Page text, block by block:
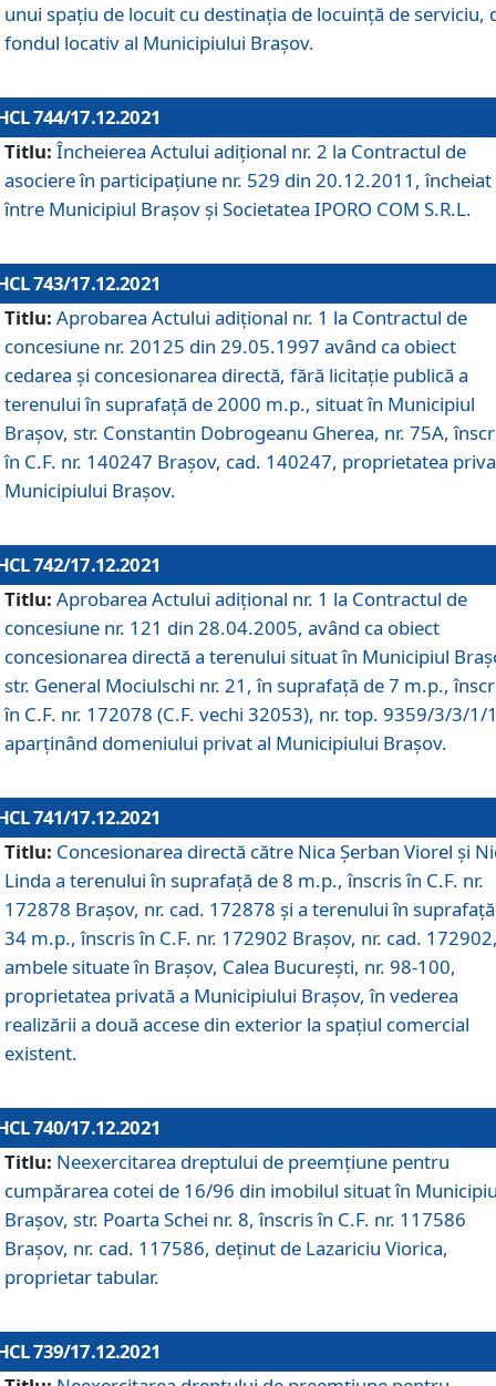
unui spațiu de locuit cu destinația de locuință de serviciu,
fondul locativ al Municipiului Brașov.
744/17.12.2021
Titlu: Încheierea Actului adițional nr. 2 la Contractul de
asociere în participațiune nr. 529 din 20.12.2011, încheiat
între Municipiul Brașov și Societatea IPORO COM S.R.L.
743/17.12.2021
Titlu: Aprobarea Actului adiţional nr. 1 la Contractul de
concesiune nr. 20125 din 29.05.1997 având ca obiect
cedarea și concesionarea directă, fără licitație publică a
terenului în suprafață de 2000 m.p., situat în Municipiul
Brașov, str. Constantin Dobrogeanu Gherea, nr. 75A,
în C.F. nr. 140247 Brașov, cad. 140247, proprietatea
Municipiului Brașov.
742/17.12.2021
Titlu: Aprobarea Actului adiţional nr. 1 la Contractul de
concesiune nr. 121 din 28.04.2005, având ca obiect
concesionarea directă a terenului situat în Municipiul
str. General Mociulschi nr. 21, în suprafață de 7 m.p.,
în C.F. nr. 172078 (C.F. vechi 32053), nr. top. 9359/3/3/1/
aparținând domeniului privat al Municipiului Brașov.
741/17.12.2021
Titlu: Concesionarea directă către Nica Șerban Viorel și
Linda a terenului în suprafață de 8 m.p., înscris în C.F. nr.
172878 Brașov, nr. cad. 172878 și a terenului în
34 m.p., înscris în C.F. nr. 172902 Brașov, nr. cad.
ambele situate în Brașov, Calea București, nr. 98-100,
proprietatea privată a Municipiului Brașov, în vederea
realizării a două accese din exterior la spațiul comercial
existent.
740/17.12.2021
Titlu: Neexercitarea dreptului de preemţiune pentru
cumpărarea cotei de 16/96 din imobilul situat în
Braşov, str. Poarta Schei nr. 8, înscris în C.F. nr. 117586
Brașov, nr. cad. 117586, deținut de Lazariciu Viorica,
proprietar tabular.
739/17.12.2021